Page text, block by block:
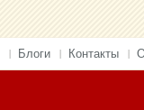
Блоги Контакты